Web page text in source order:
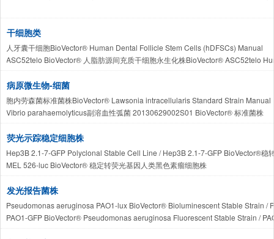
干细胞类
人牙囊干细胞BioVector® Human Dental Follicle Stem Cells (hDFSCs) Manual
ASC52telo BioVector® 人脂肪源间充质干细胞永生化株BioVector® ASC52telo
病原微生物-细菌
胞内劳森菌标准菌株BioVector® Lawsonia intracellularis Standard Strain Manual
Vibrio parahaemolyticus副溶血性弧菌 20130629002S01 BioVector® 标准菌株
BioVector® CVCC 2139 猪霍乱沙门氏菌标准菌株 / BioVector® CVCC 2139
Neisseria gonorrhoeae BioVector® 淋球菌 WHO 表达与耐药质控标准株系档案 /
荧光示踪稳定细胞株
Hep3B 2.1-7-GFP Polyclonal Stable Cell Line / Hep3B 2.1-7-GFP BioVector®稳
MEL 526-luc BioVector® 稳定转荧光基因人类黑色素瘤细胞株
4T1-hHER2-Luc BioVector® 小鼠三阴性乳腺癌三功能工程细胞株 / BioVector®
发光报告菌株
Pseudomonas aeruginosa PAO1-lux BioVector® Bioluminescent Stable Strain /
PAO1-GFP BioVector® Pseudomonas aeruginosa Fluorescent Stable Strain /